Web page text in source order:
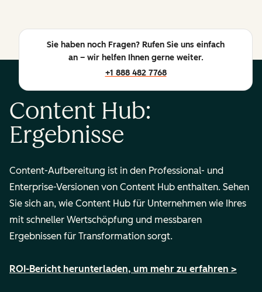
Sie haben noch Fragen? Rufen Sie uns einfach
an – wir helfen Ihnen gerne weiter.
+1 888 482 7768
Content Hub:
Ergebnisse
Content-Aufbereitung ist in den Professional- und
Enterprise-Versionen von Content Hub enthalten. Sehen
Sie sich an, wie Content Hub für Unternehmen wie Ihres
mit schneller Wertschöpfung und messbaren
Ergebnissen für Transformation sorgt.
ROI-Bericht herunterladen, um mehr zu erfahren >